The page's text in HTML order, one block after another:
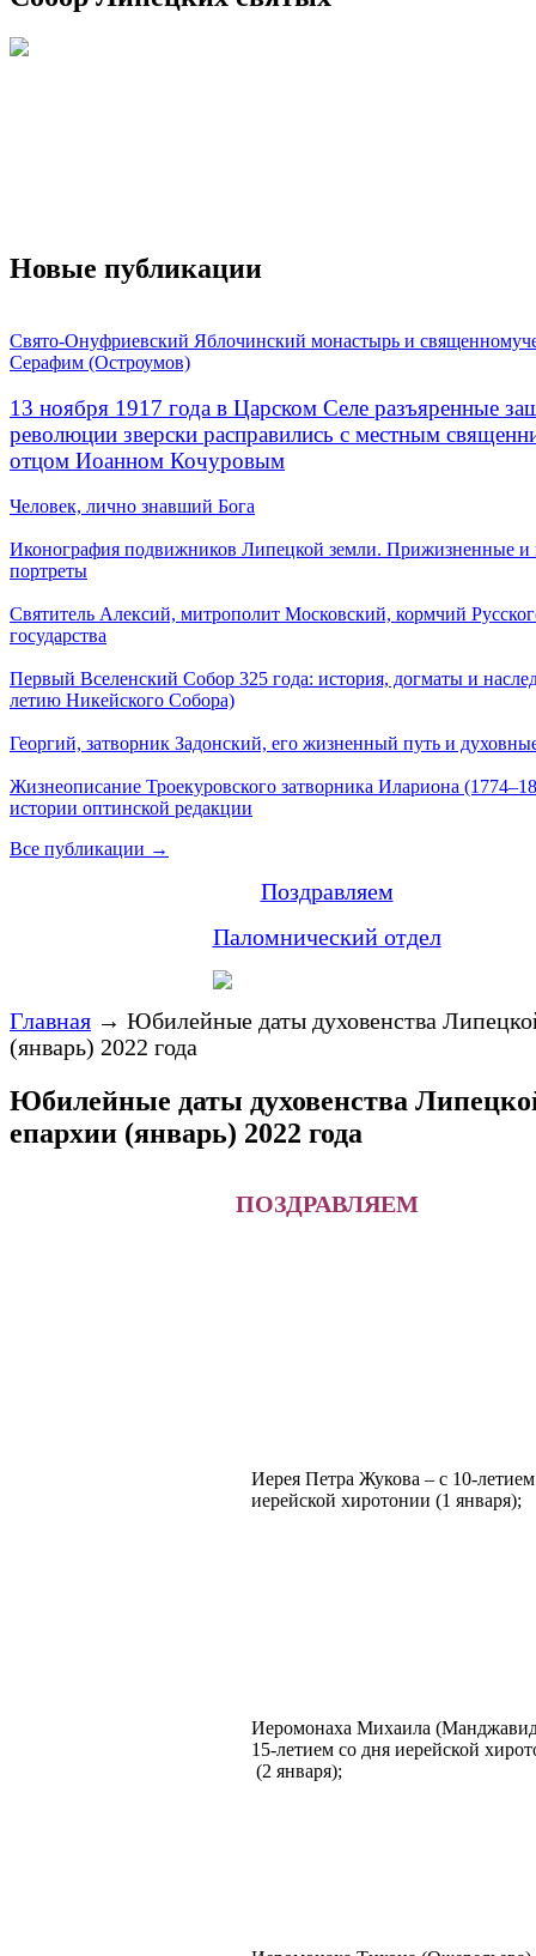
Новые публикации
Свято-Онуфриевский Яблочинский монастырь и
Серафим (Остроумов)
13 ноября 1917 года в Царском Селе разъяренные
революции зверски расправились с местным
отцом Иоанном Кочуровым
Человек, лично знавший Бога
Иконография подвижников Липецкой земли. Прижизненные и
портреты
Святитель Алексий, митрополит Московский, кормчий
государства
Первый Вселенский Собор 325 года: история, догматы и
летию Никейского Собора)
Георгий, затворник Задонский, его жизненный путь и
Жизнеописание Троекуровского затворника Илариона
истории оптинской редакции
Все публикации →
Поздравляем
Паломнический отдел
Главная → Юбилейные даты духовенства
(январь) 2022 года
Юбилейные даты духовенства
епархии (январь) 2022 года
ПОЗДРАВЛЯЕМ
Иерея Петра Жукова – с 10-
иерейской хиротонии (1 января);
Иеромонаха Михаила
15-летием со дня иерейской
(2 января);